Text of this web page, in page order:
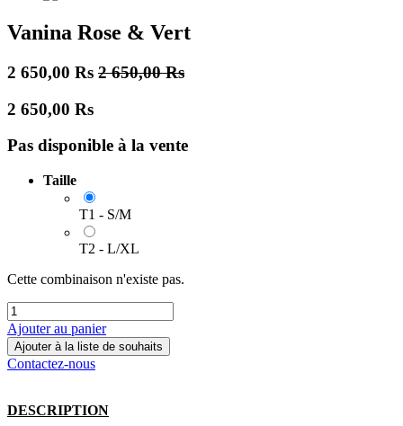
Vanina Rose & Vert
2 650,00 Rs 2 650,00Rs
2 650,00 Rs
Pas disponible à la vente
Taille
T1 - S/M
T2 - L/XL
Cette combinaison n'existe pas.
Ajouter au panier
Ajouter à la liste de souhaits
Contactez-nous
DESCRIPTION